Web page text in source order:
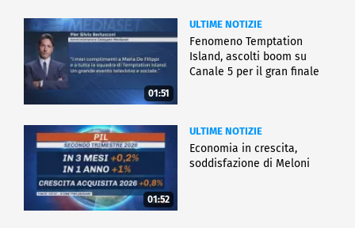
01:51
ULTIME NOTIZIE
Fenomeno Temptation
Island, ascolti boom su
Canale 5 per il gran finale
01:52
ULTIME NOTIZIE
Economia in crescita,
soddisfazione di Meloni